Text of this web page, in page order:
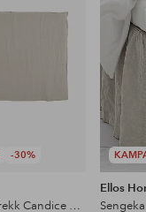
-30%
Hodegjerdetrekk Candice Loose Fit
Ellos